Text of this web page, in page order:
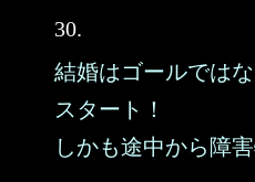
30.
結婚はゴールではな
スタート！
しかも途中から障